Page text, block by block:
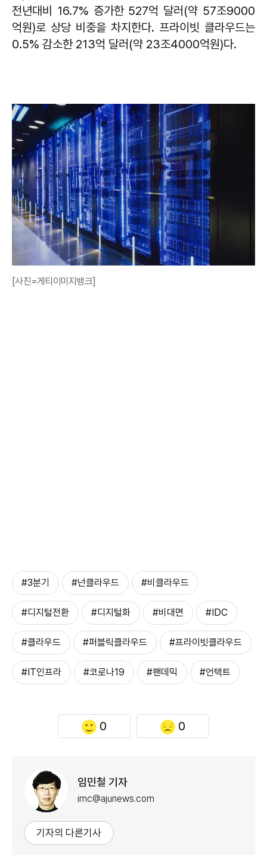
전년대비 16.7% 증가한 527억 달러(약 57조9000
억원)로 상당 비중을 차지한다. 프라이빗 클라우드는
0.5% 감소한 213억 달러(약 23조4000억원)다.
[사진=게티이미지뱅크]
#3분기 #넌클라우드 #비클라우드
#디지털전환 #디지털화 #비대면 #IDC
#클라우드 #퍼블릭클라우드 #프라이빗클라우드
#IT인프라 #코로나19 #팬데믹 #언택트
0 0
임민철 기자
imc@ajunews.com
기자의 다른기사